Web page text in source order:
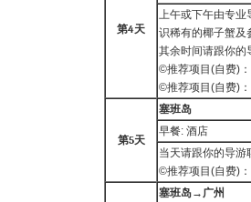
第4天
上午或下午由专业
识稀有的椰子蟹及
其余时间请跟你的
©推荐项目(自费)
©推荐项目(自费)
第5天
塞班岛
早餐: 酒店
当天请跟你的导游
©推荐项目(自费)
塞班岛→ 广州